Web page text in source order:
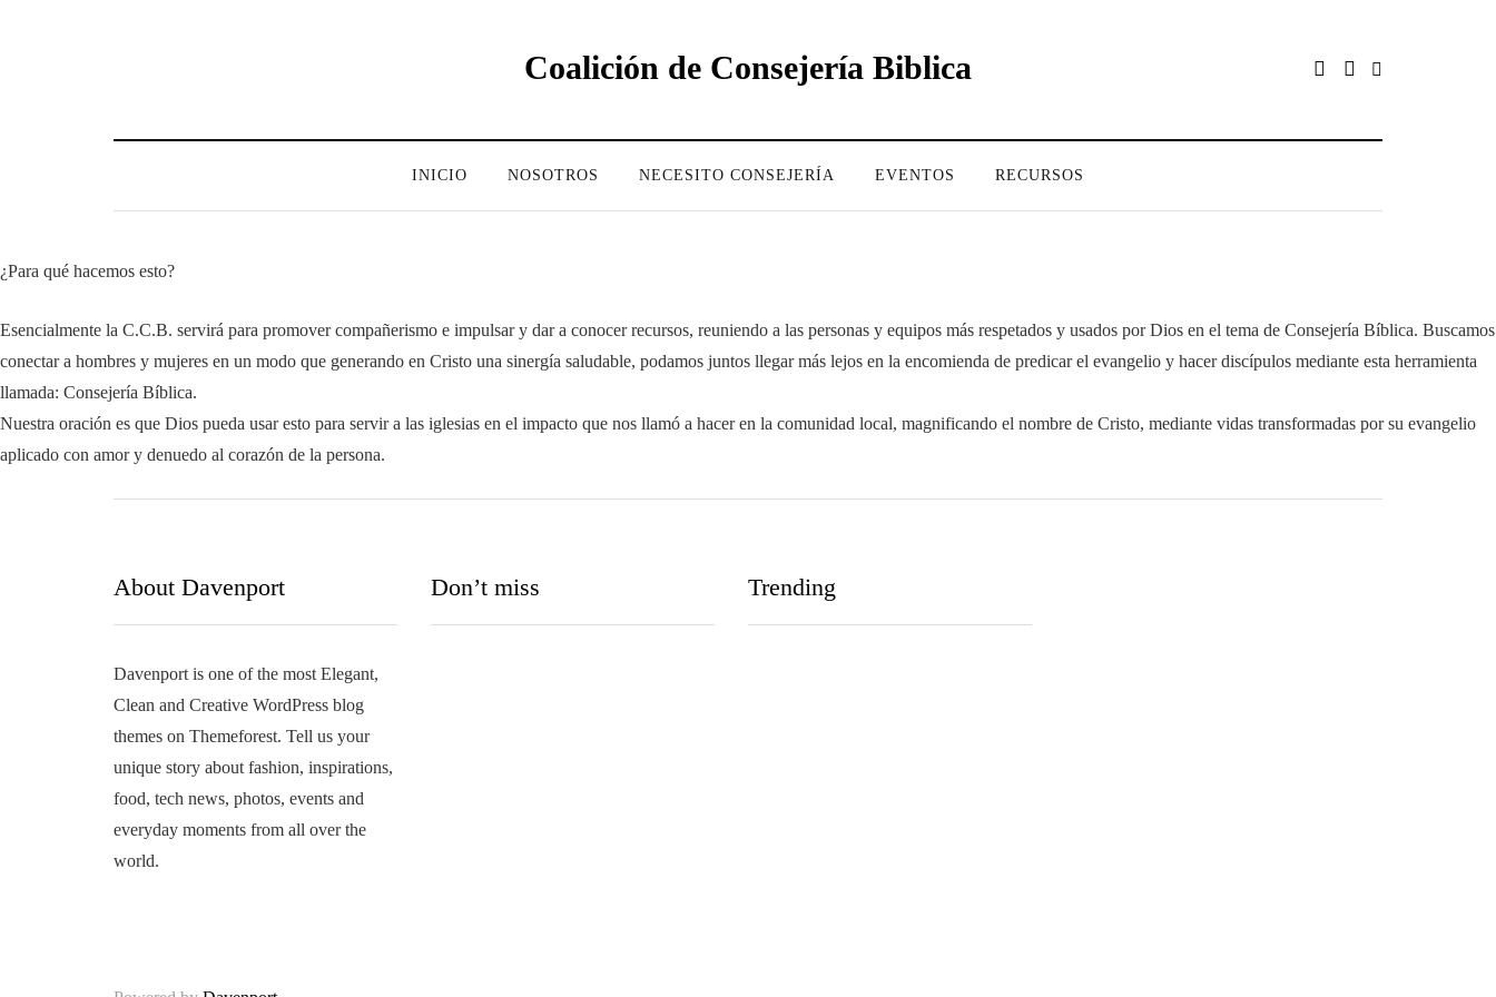
Coalición de Consejería Biblica
INICIO NOSOTROS NECESITO CONSEJERÍA EVENTOS RECURSOS
¿Para qué hacemos esto?
Esencialmente la C.C.B. servirá para promover compañerismo e impulsar y dar a conocer recursos, reuniendo a las personas y equipos más respetados y usados por Dios en el tema de Consejería Bíblica. Buscamos
conectar a hombres y mujeres en un modo que generando en Cristo una sinergía saludable, podamos juntos llegar más lejos en la encomienda de predicar el evangelio y hacer discípulos mediante esta herramienta
llamada: Consejería Bíblica.
Nuestra oración es que Dios pueda usar esto para servir a las iglesias en el impacto que nos llamó a hacer en la comunidad local, magnificando el nombre de Cristo, mediante vidas transformadas por su evangelio
aplicado con amor y denuedo al corazón de la persona.
About Davenport
Davenport is one of the most Elegant,
Clean and Creative WordPress blog
themes on Themeforest. Tell us your
unique story about fashion, inspirations,
food, tech news, photos, events and
everyday moments from all over the
world.
Don’t miss Trending